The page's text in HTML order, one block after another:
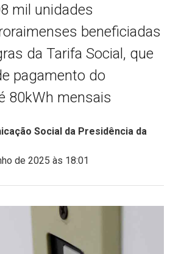
mil unidades
beneficiadas
da Tarifa Social, que
pagamento do
80kWh mensais
Social da Presidência da
de 2025 às 18:01